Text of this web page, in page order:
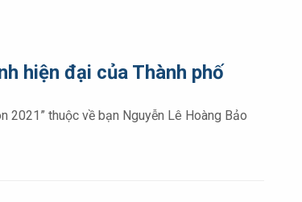
hiện đại của Thành phố
2021” thuộc về bạn Nguyễn Lê Hoàng Bảo